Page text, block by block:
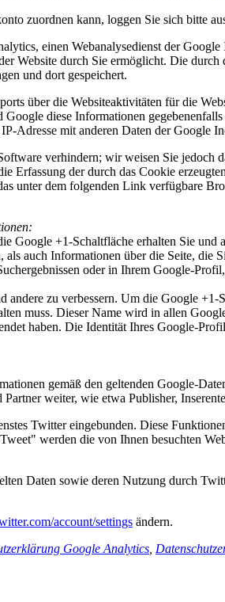
zuordnen kann, loggen Sie sich bitte
einen Webanalysedienst der
Website durch Sie ermöglicht. Die
und dort gespeichert.
über die Websiteaktivitäten für die
diese Informationen
Adresse mit anderen Daten der Google
verhindern; wir weisen Sie jedoch
Erfassung der durch das Cookie
unter dem folgenden Link verfügbare
+1-Schaltfläche erhalten Sie und
auch Informationen über die Seite, die
oder in Ihrem Google-
zu verbessern. Um die Google
muss. Dieser Name wird in allen
haben. Die Identität Ihres Google-
gemäß den geltenden Google-
weiter, wie etwa Publisher,
Twitter eingebunden. Diese
werden die von Ihnen besuchten
Daten sowie deren Nutzung durch
account/settings ändern.
Google Analytics